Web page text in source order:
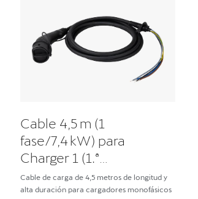
Cable 4,5 m (1
fase/7,4 kW) para
Charger 1 (1.ª
generación)
Cable de carga de 4,5 metros de longitud y
alta duración para cargadores monofásicos